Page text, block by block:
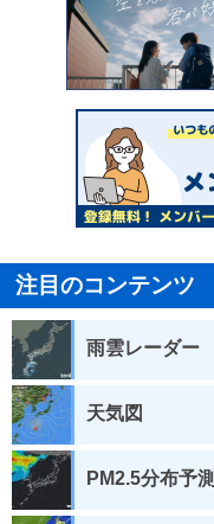
注目のコンテンツ
雨雲レーダー
天気図
PM2.5分布予測